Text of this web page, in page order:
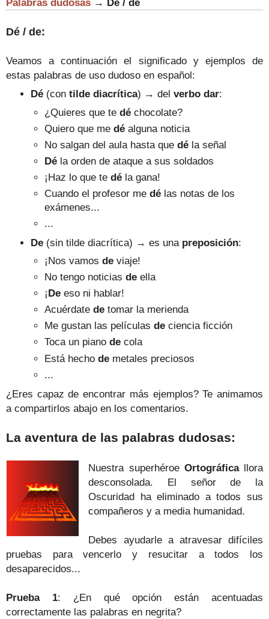
Palabras dudosas → Dé / de
Dé / de:
Veamos a continuación el significado y ejemplos de
estas palabras de uso dudoso en español:
Dé (contilde diacrítica) → delverbo dar:
¿Quieres que te dé chocolate?
Quiero que me dé alguna noticia
No salgan del aula hasta que dé la señal
Dé la orden de ataque a sus soldados
¡Haz lo que te dé la gana!
Cuando el profesor me dé las notas de los
exámenes...
...
De (sin tilde diacrítica) → es una preposición:
¡Nos vamos de viaje!
No tengo noticias de ella
¡De eso ni hablar!
Acuérdate de tomar la merienda
Me gustan las películas de ciencia ficción
Toca un piano de cola
Está hecho de metales preciosos
...
¿Eres capaz de encontrar más ejemplos? Te animamos
a compartirlos abajo en los comentarios.
La aventura de las palabras dudosas:
Nuestra superhéroe Ortográficallora
desconsolada. El señor de la
Oscuridad ha eliminado a todos sus
compañeros y a media humanidad.
Debes ayudarle a atravesar difíciles
pruebas para vencerlo y resucitar a todos los
desaparecidos...
Prueba 1: ¿En qué opción están acentuadas
correctamente las palabras en negrita?